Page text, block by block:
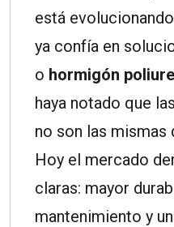
está
ya confía en
o hormigón
haya notado que
no son las mismas
Hoy el mercado
claras: mayor
mantenimiento y